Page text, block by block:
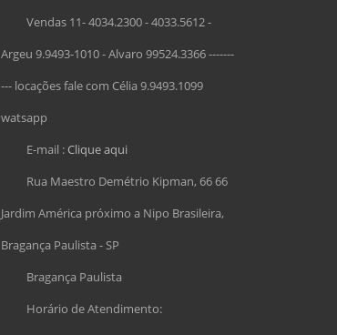
Vendas 11- 4034.2300 - 4033.5612 -
Argeu 9.9493-1010 - Alvaro 99524.3366 -------
--- locações fale com Célia 9.9493.1099
watsapp
E-mail :Clique aqui
Rua Maestro Demétrio Kipman, 66 66
Jardim América próximo a Nipo Brasileira,
Bragança Paulista - SP
Bragança Paulista
Horário de Atendimento: